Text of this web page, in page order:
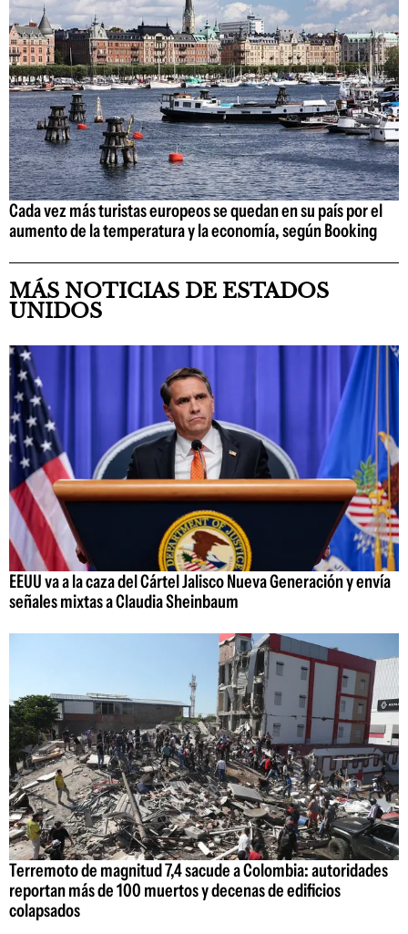
Cada vez más turistas europeos se quedan en su país por el
aumento de la temperatura y la economía, según Booking
MÁS NOTICIAS DE ESTADOS
UNIDOS
EEUU va a la caza del Cártel Jalisco Nueva Generación y envía
señales mixtas a Claudia Sheinbaum
Terremoto de magnitud 7,4 sacude a Colombia: autoridades
reportan más de 100 muertos y decenas de edificios
colapsados